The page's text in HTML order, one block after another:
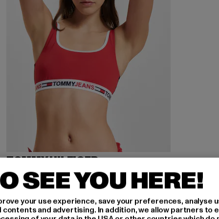
TOMMY HILFIGER
Bralette
26,00 EUR
Derzeitiger Preis: 26,00 EUR
64,99 EUR Aktionspreis: 64,99 EUR
SEE YOU HERE!
your use experience, save your preferences, analyse
and advertising. In addition, we allow partners to